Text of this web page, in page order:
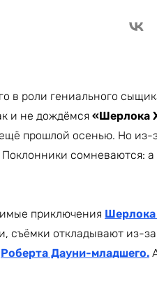
в роли гениального
и не дождёмся «Шерлока
прошлой осенью. Но из-
сомневаются:
приключения
съёмки откладывают из-за
Роберта Дауни-младшего.